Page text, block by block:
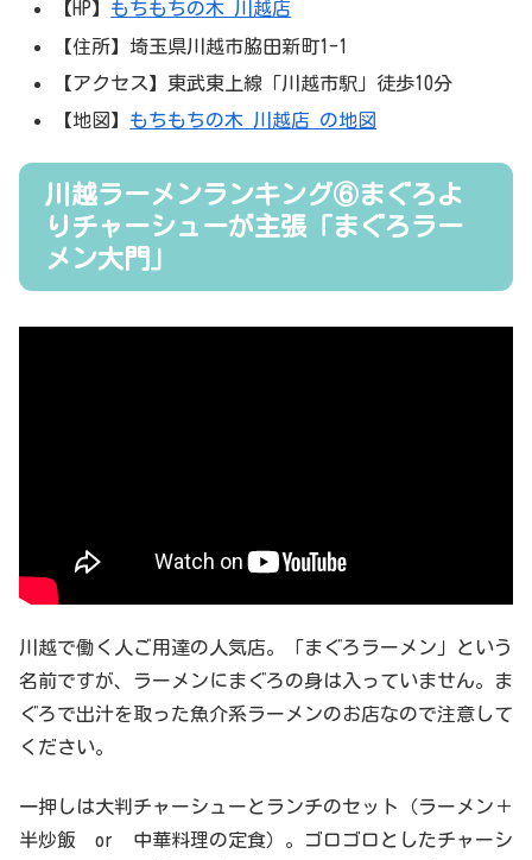
【HP】 もちもちの木 川越店
【住所】埼玉県川越市脇田新町1-1
【アクセス】東武東上線「川越市駅」徒歩10分
【地図】 もちもちの木 川越店 の地図
川越ラーメンランキング⑥まぐろよ
りチャーシューが主張「まぐろラー
メン大門」
川越で働く人ご用達の人気店。「まぐろラーメン」という
名前ですが、ラーメンにまぐろの身は入っていません。ま
ぐろで出汁を取った魚介系ラーメンのお店なので注意して
ください。
一押しは大判チャーシューとランチのセット（ラーメン＋
半炒飯 or 中華料理の定食）。ゴロゴロとしたチャーシ